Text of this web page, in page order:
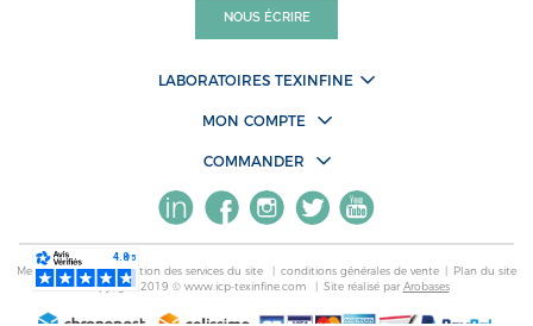
NOUS ÉCRIRE
LABORATOIRES TEXINFINE
MON COMPTE
COMMANDER
Mentions légales | Gestion des services du site | conditions générales de vente | Plan du site
Copyright 2019 © www.icp-texinfine.com
| Site réalisé par Arobases